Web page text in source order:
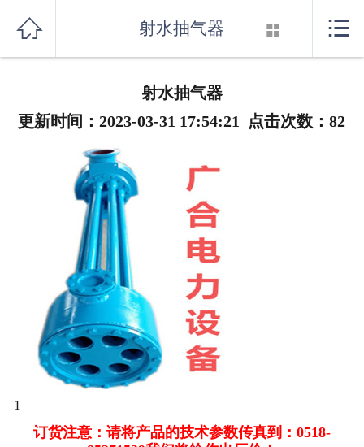
关于我们
 射水抽气器  
射水抽气器
更新时间：2023-03-31 17:54:21 点击次数：82
1
订货注意：请将产品的技术参数传真到：0518-